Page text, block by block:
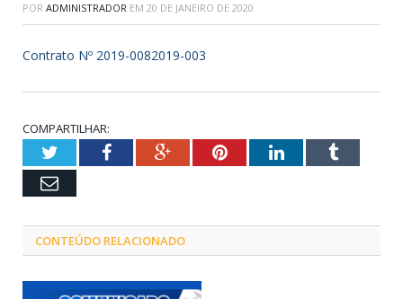
POR ADMINISTRADOR EM 20 DE JANEIRO DE 2020
Contrato Nº 2019-0082019-003
COMPARTILHAR:
TwitterFacebookGoogle+PinterestLinkedInTumblr
Email
CONTEÚDO RELACIONADO